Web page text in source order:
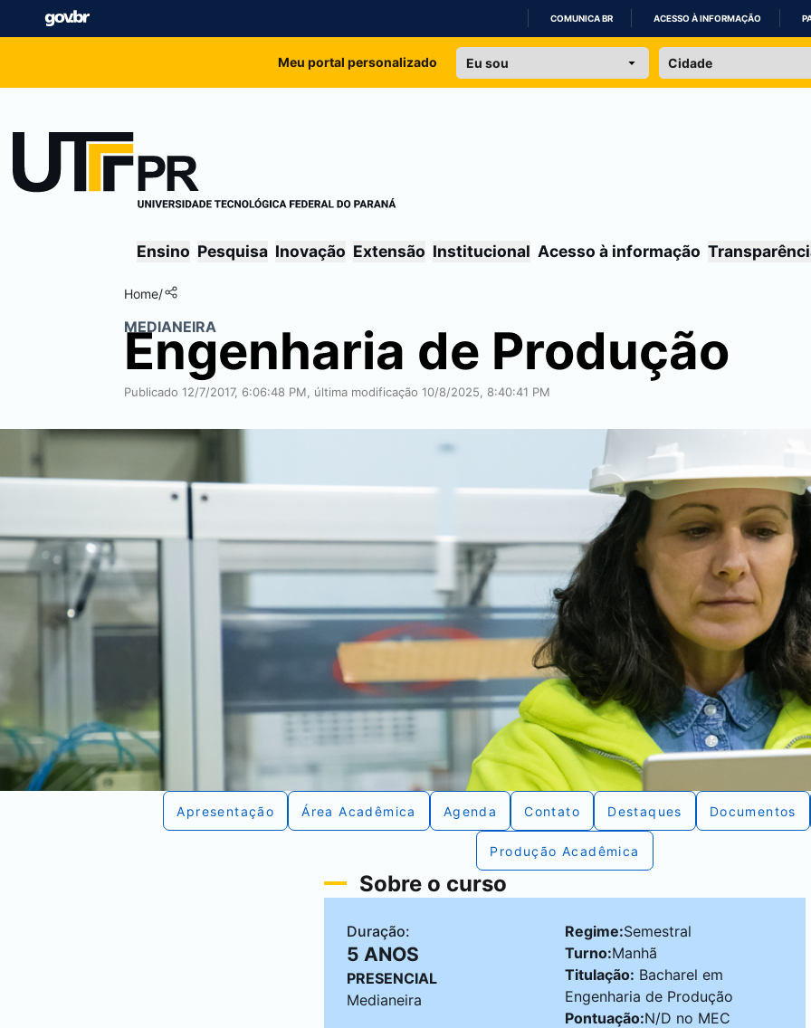
IR
COMUNICA BR ACESSO À INFORMAÇÃO
Meu portal personalizado
Ensino Pesquisa Inovação Extensão Institucional Acesso à informação
Home/
MEDIANEIRA
Engenharia de Produção
Publicado 12/7/2017, 6:06:48 PM, última modificação 10/8/2025, 8:40:41 PM
Apresentação Área Acadêmica Agenda Contato Destaques Documentos
Produção Acadêmica
Sobre o curso
Duração:
5 ANOS
PRESENCIAL
Medianeira
Regime:Semestral
Turno:Manhã
Titulação: Bacharel em
Engenharia de Produção
Pontuação:N/D no MEC